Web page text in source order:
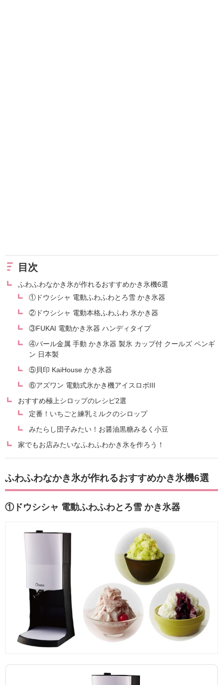
目次
ふわふわなかき氷が作れるおすすめかき氷機6選
①ドウシシャ 電動ふわふわとろ雪 かき氷器
②ドウシシャ 電動本格ふわふわ 氷かき器
③FUKAI 電動かき氷器 ハンディタイプ
④パール金属 手動 かき氷器 製氷 カップ付 クールズ ペンギ
ン 日本製
⑤貝印 KaiHouse かき氷器
⑥アズワン 電動式氷かき機アイスロボIII
おすすめ極上シロップのレシピ2選
定番！いちごと練乳ミルクのシロップ
みたらし団子みたい！お醤油黒糖みるく小豆
家でもお店みたいなふわふわかき氷を作ろう！
ふわふわなかき氷が作れるおすすめかき氷機6選
①ドウシシャ 電動ふわふわとろ雪 かき氷器